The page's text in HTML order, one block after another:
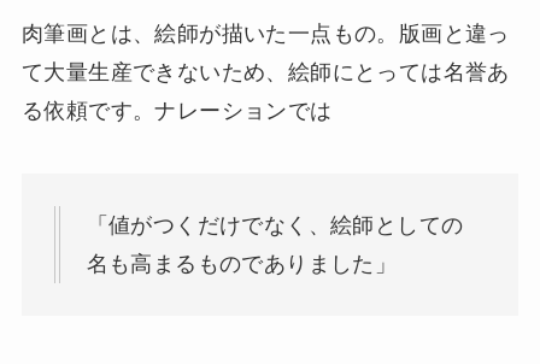
肉筆画とは、絵師が描いた一点もの。版画と違っ
て大量生産できないため、絵師にとっては名誉あ
る依頼です。ナレーションでは
「値がつくだけでなく、絵師としての
名も高まるものでありました」